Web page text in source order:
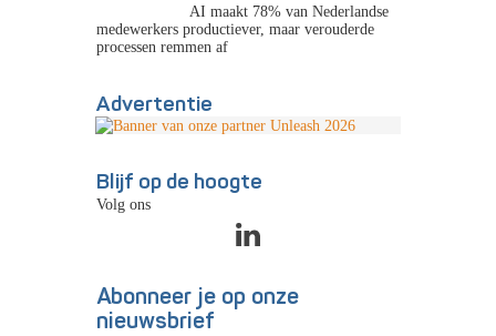
AI maakt 78% van Nederlandse
medewerkers productiever, maar verouderde
processen remmen af
Advertentie
Blijf op de hoogte
Volg ons
Abonneer je op onze
nieuwsbrief